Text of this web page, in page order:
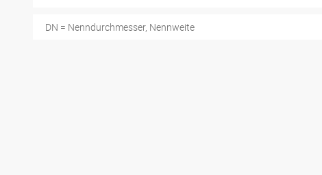
DN = Nenndurchmesser, Nennweite